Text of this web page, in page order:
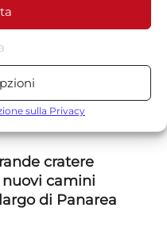
del consenso nella parte
e/o accedervi, Misurare le
prestazioni dei contenuti,
fonti diverse.
e/o accedervi, Utilizzare
Creare profili per la
sulla Privacy
morta a 21 anni
funerali
cratere
camini
di Panarea